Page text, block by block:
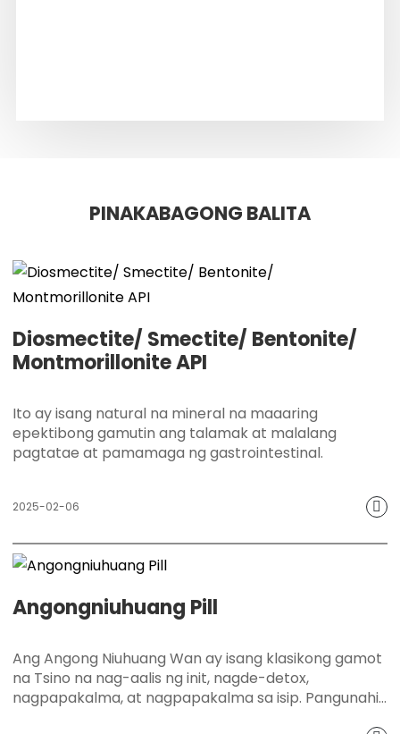
PINAKABAGONG BALITA
Diosmectite/ Smectite/ Bentonite/
Montmorillonite API
Ito ay isang natural na mineral na maaaring
epektibong gamutin ang talamak at malalang
pagtatae at pamamaga ng gastrointestinal.
2025-02-06
Angongniuhuang Pill
Ang Angong Niuhuang Wan ay isang klasikong gamot
na Tsino na nag-aalis ng init, nagde-detox,
nagpapakalma, at nagpapakalma sa isip. Pangunahin